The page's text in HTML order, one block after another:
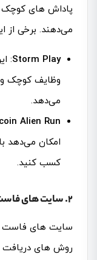
پاداش‌ های کوچک
می‌دهند. برخی از
Storm Play
:
وظایف کوچک و
می‌دهد.
Alien Run
امکان می‌دهد
کسب کنید.
2. سایت‌ های فاست (Faucet)
سایت‌ های فاست
روش‌ های دریافت